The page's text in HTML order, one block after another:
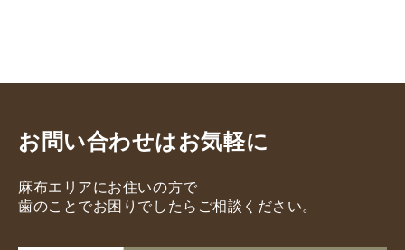
お問い合わせはお気軽に
麻布エリアにお住いの方で
歯のことでお困りでしたらご相談ください。